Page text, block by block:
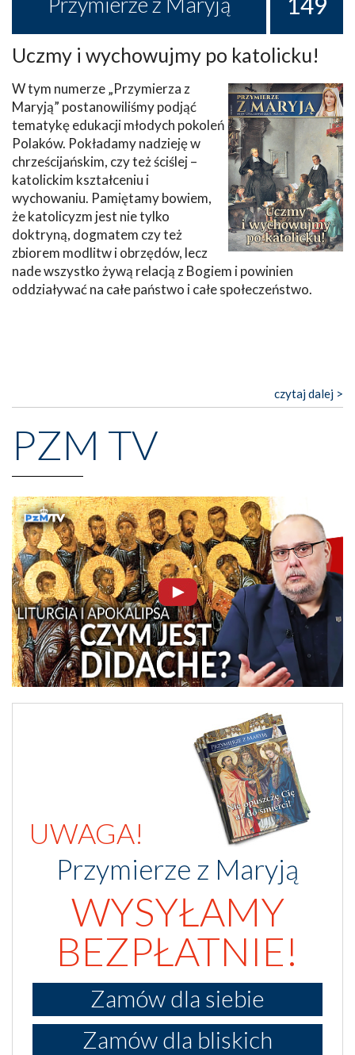
Uczmy i wychowujmy po katolicku!
W tym numerze „Przymierza z
Maryją” postanowiliśmy podjąć
tematykę edukacji młodych pokoleń
Polaków. Pokładamy nadzieję w
chrześcijańskim, czy też ściślej –
katolickim kształceniu i
wychowaniu. Pamiętamy bowiem,
że katolicyzm jest nie tylko
doktryną, dogmatem czy też
zbiorem modlitw i obrzędów, lecz
nade wszystko żywą relacją z Bogiem i powinien
oddziaływać na całe państwo i całe społeczeństwo.
czytaj dalej >
PZM TV
UWAGA!
Przymierze z Maryją
WYSYŁAMY
BEZPŁATNIE!
Zamów dla siebie
Zamów dla bliskich